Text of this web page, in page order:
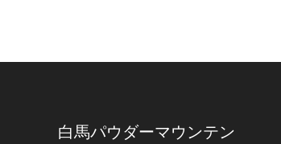
白馬パウダーマウンテン